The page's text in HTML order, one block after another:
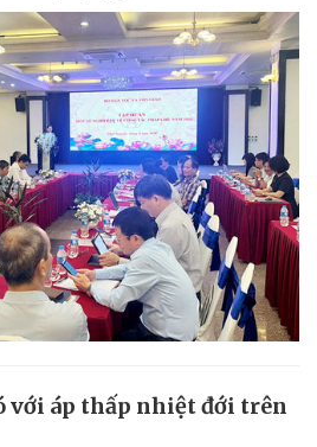
với áp thấp nhiệt đới trên